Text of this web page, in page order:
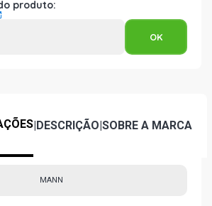
produto:
|DESCRIÇÃO|SOBRE A MARCA
MANN